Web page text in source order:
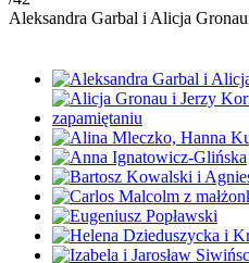
Aleksandra Garbal i Alicja Gronau